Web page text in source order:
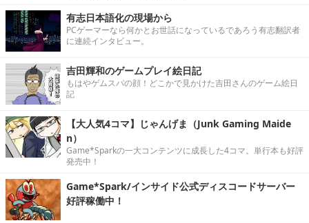
有志日本語化の現場から
PCゲーマーなら何かとお世話になっているであろう有志翻訳者
に連続インタビュー。
吉田輝和のゲームプレイ絵日記
もはやゲムスパの顔！どこかで見かけた吉田さんのゲーム絵日
記
【大人気4コマ】じゃんげま（Junk Gaming Maide
n）
Game*Sparkの一大コンテンツに成長した4コマ。単行本も好評
発売中！
Game*Spark/インサイド公式ディスコードサーバー
好評稼働中！